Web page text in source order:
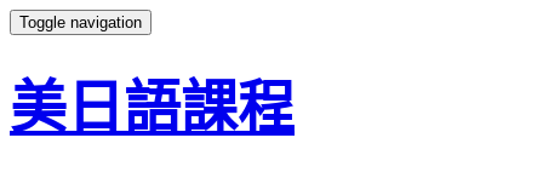
Toggle navigation
美日語課程